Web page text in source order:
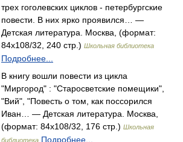
трех гоголевских циклов - петербургские
повести. В них ярко проявился… —
Детская литература. Москва, (формат:
84x108/32, 240 стр.) Школьная библиотека
Подробнее...
В книгу вошли повести из цикла
"Миргород" : "Старосветские помещики",
"Вий", "Повесть о том, как поссорился
Иван… — Детская литература. Москва,
(формат: 84x108/32, 176 стр.) Школьная
библиотека Подробнее...